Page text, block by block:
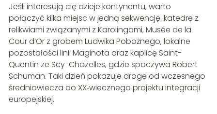
Jeśli interesują cię dzieje kontynentu, warto
połączyć kilka miejsc w jedną sekwencję: katedrę z
relikwiami związanymi z Karolingami, Musée de la
Cour d’Or z grobem Ludwika Pobożnego, lokalne
pozostałości linii Maginota oraz kaplicę Saint-
Quentin ze Scy-Chazelles, gdzie spoczywa Robert
Schuman. Taki dzień pokazuje drogę od wczesnego
średniowiecza do XX‑wiecznego projektu integracji
europejskiej.